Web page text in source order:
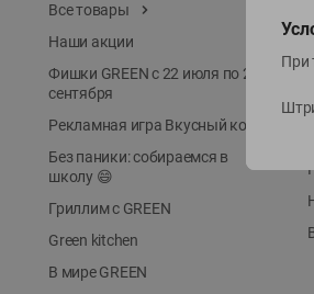
Все товары
Наши акции
Фишки GREEN с 22 июля по 22
сентября
Рекламная игра Вкусный код
Без паники: собираемся в
школу 😄
Гриллим с GREEN
Green kitchen
В мире GREEN
При